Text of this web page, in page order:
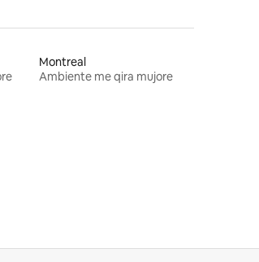
Montreal
Ambiente me qira mujore